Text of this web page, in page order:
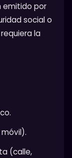
emitido por
social o
la
(calle,